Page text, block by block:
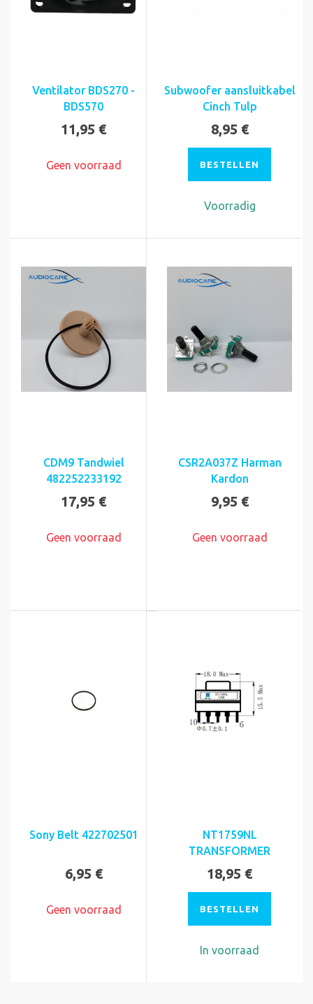
Ventilator BDS270 -
BDS570
11,95 €
Geen voorraad
Subwoofer aansluitkabel
Cinch Tulp
8,95 €
BESTELLEN
Voorradig
CDM9 Tandwiel
482252233192
17,95 €
Geen voorraad
CSR2A037Z Harman
Kardon
9,95 €
Geen voorraad
Sony Belt 422702501
6,95 €
Geen voorraad
NT1759NL
TRANSFORMER
18,95 €
BESTELLEN
In voorraad